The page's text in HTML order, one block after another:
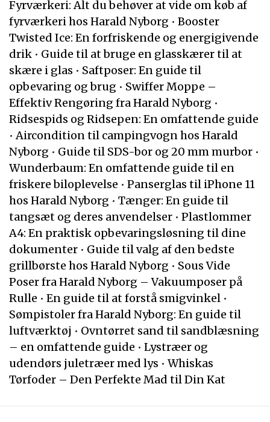
Fyrværkeri: Alt du behøver at vide om køb af
fyrværkeri hos Harald Nyborg • Booster
Twisted Ice: En forfriskende og energigivende
drik • Guide til at bruge en glasskærer til at
skære i glas • Saftposer: En guide til
opbevaring og brug • Swiffer Moppe –
Effektiv Rengøring fra Harald Nyborg •
Ridsespids og Ridsepen: En omfattende guide
•Aircondition til campingvogn hos Harald
Nyborg • Guide til SDS-bor og 20 mm murbor •
Wunderbaum: En omfattende guide til en
friskere biloplevelse • Panserglas til iPhone 11
hos Harald Nyborg • Tænger: En guide til
tangsæt og deres anvendelser • Plastlommer
A4: En praktisk opbevaringsløsning til dine
dokumenter • Guide til valg af den bedste
grillbørste hos Harald Nyborg • Sous Vide
Poser fra Harald Nyborg – Vakuumposer på
Rulle • En guide til at forstå smigvinkel •
Sømpistoler fra Harald Nyborg: En guide til
luftværktøj • Ovntørret sand til sandblæsning
– en omfattende guide • Lystræer og
udendørs juletræer med lys • Whiskas
Tørfoder – Den Perfekte Mad til Din Kat